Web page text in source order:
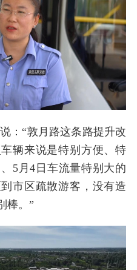
：“敦月路这条路提升改
辆来说是特别方便、特
5月4日车流量特别大的
市区疏散游客，没有造
棒。”